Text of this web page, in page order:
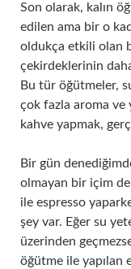
Son olarak, kalın
edilen ama bir o
oldukça etkili olan
çekirdeklerinin
Bu tür öğütmeler,
çok fazla aroma ve
kahve yapmak,
Bir gün
olmayan bir içim
ile espresso
şey var. Eğer su
üzerinden
öğütme ile yapılan